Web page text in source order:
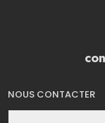
NOUS CONTACTER